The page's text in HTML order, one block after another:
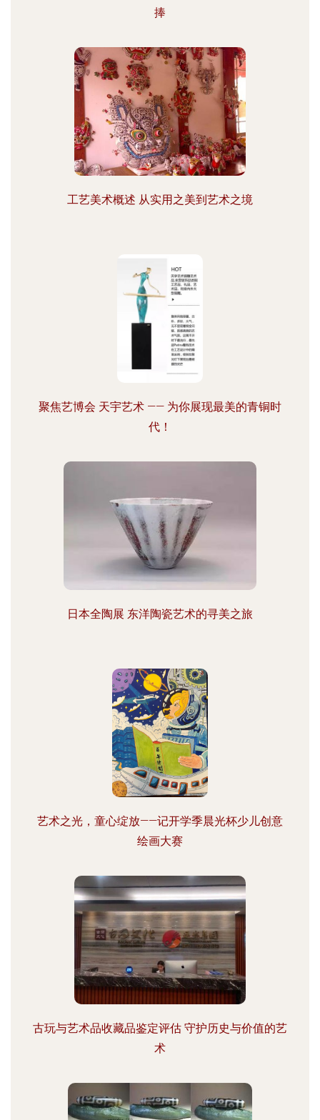
捧
工艺美术概述 从实用之美到艺术之境
聚焦艺博会 天宇艺术 —— 为你展现最美的青铜时
代！
日本全陶展 东洋陶瓷艺术的寻美之旅
艺术之光，童心绽放——记开学季晨光杯少儿创意
绘画大赛
古玩与艺术品收藏品鉴定评估 守护历史与价值的艺
术